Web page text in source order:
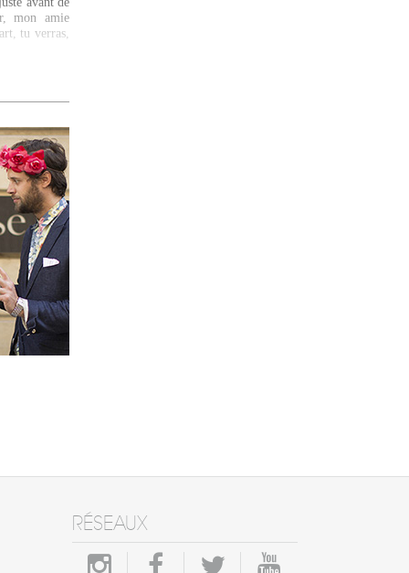
mon amie
tu verras,
RÉSEAUX